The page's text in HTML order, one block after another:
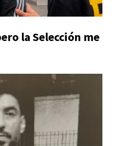
la Selección me